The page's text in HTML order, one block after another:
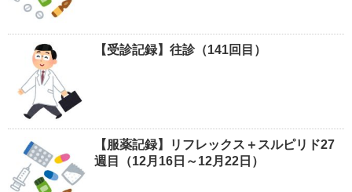
【受診記録】往診（141回目）
【服薬記録】リフレックス＋スルピリド27
週目（12月16日～12月22日）